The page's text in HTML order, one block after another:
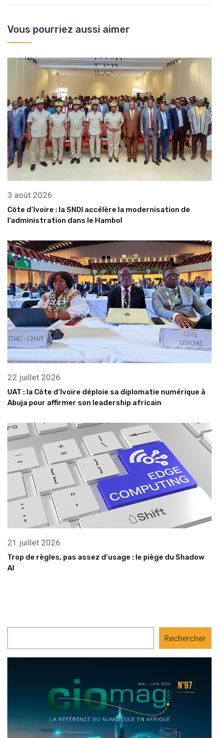
Vous pourriez aussi aimer
3 août 2026
Côte d’Ivoire : la SNDI accélère la modernisation de
l’administration dans le Hambol
22 juillet 2026
UAT : la Côte d’Ivoire déploie sa diplomatie numérique à
Abuja pour affirmer son leadership africain
21 juillet 2026
Trop de règles, pas assez d’usage : le piège du Shadow
AI
Rechercher